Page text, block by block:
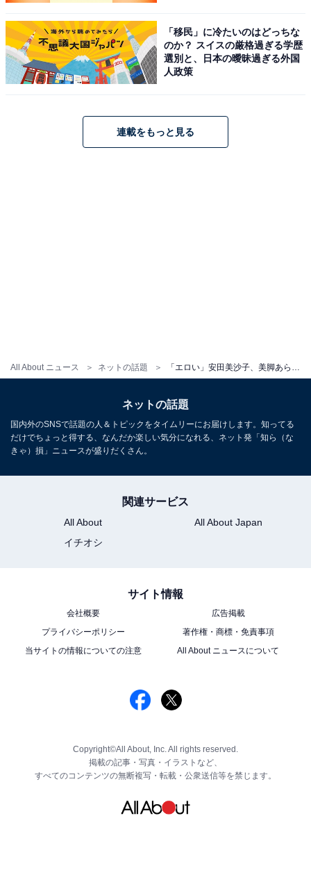
All About ニュース ネットの話題
「移民」に冷たいのはどっちな
のか？ スイスの厳格過ぎる学歴
選別と、日本の曖昧過ぎる外国
人政策
連載をもっと見る
ネットの話題
国内外のSNSで話題の人＆トピックをタイムリーにお届けします。知ってる
だけでちょっと得する、なんだか楽しい気分になれる、ネット発「知ら（な
きゃ）損」ニュースが盛りだくさん。
関連サービス
All About
All About Japan
イチオシ
サイト情報
会社概要
広告掲載
プライバシーポリシー
著作権・商標・免責事項
当サイトの情報についての注意
All About ニュースについて
Copyright©All About, Inc. All rights reserved.
掲載の記事・写真・イラストなど、
すべてのコンテンツの無断複写・転載・公衆送信等を禁じます。